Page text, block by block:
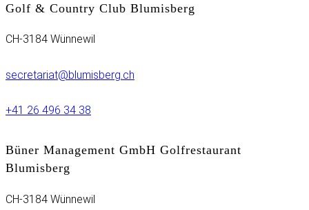
Golf & Country Club Blumisberg
CH-3184 Wünnewil
secretariat@blumisberg.ch
+41 26 496 34 38
Büner Management GmbH Golfrestaurant
Blumisberg
CH-3184 Wünnewil